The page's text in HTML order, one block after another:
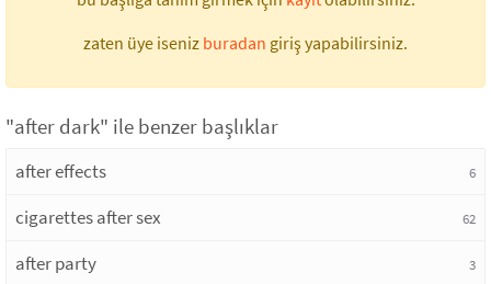
zaten üye iseniz buradan giriş yapabilirsiniz.
"after dark" ile benzer başlıklar
after effects 6
cigarettes after sex 62
after party 3